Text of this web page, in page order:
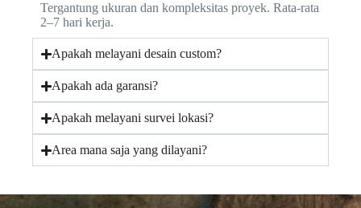
Tergantung ukuran dan kompleksitas proyek. Rata-rata
2–7 hari kerja.
Apakah melayani desain custom?
Apakah ada garansi?
Apakah melayani survei lokasi?
Area mana saja yang dilayani?